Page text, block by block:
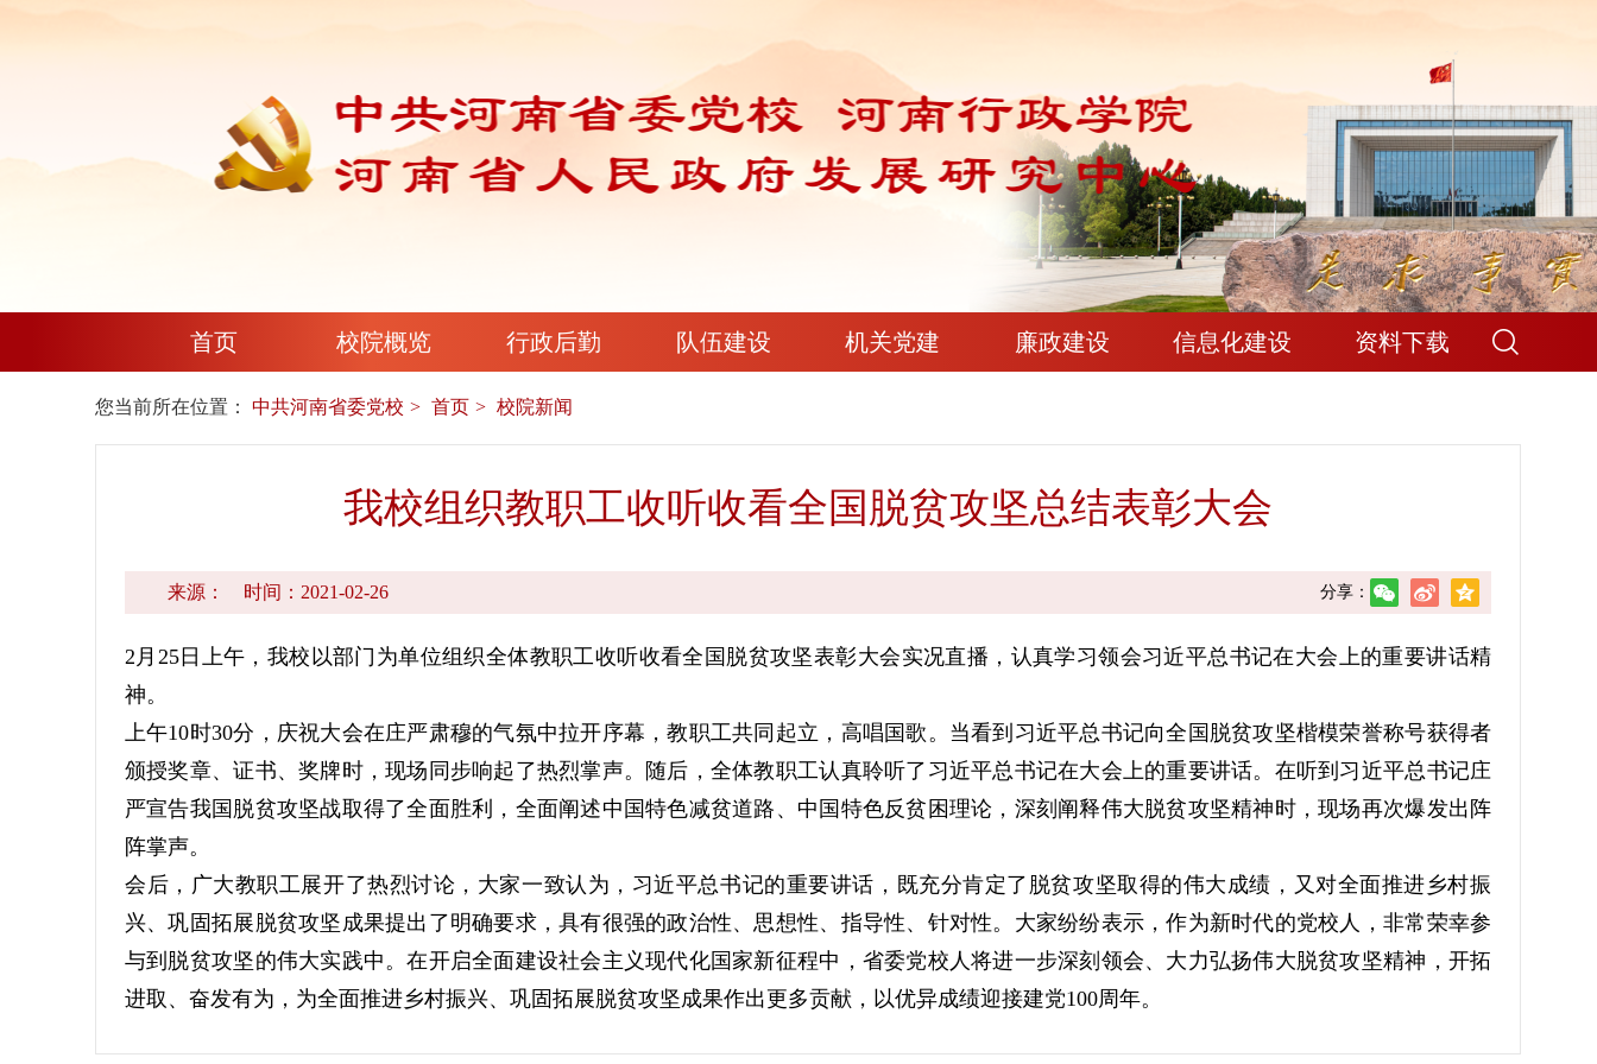
首页 校院概览 行政后勤 队伍建设 机关党建 廉政建设 信息化建设 资料下载
您当前所在位置： 中共河南省委党校 首页 校院新闻
我校组织教职工收听收看全国脱贫攻坚总结表彰大会
来源： 时间：2021-02-26 分享：
2月25日上午，我校以部门为单位组织全体教职工收听收看全国脱贫攻坚表彰大会实况直播，认真学习领会习近平总书记在大会上的重要讲话精
神。
上午10时30分，庆祝大会在庄严肃穆的气氛中拉开序幕，教职工共同起立，高唱国歌。当看到习近平总书记向全国脱贫攻坚楷模荣誉称号获得者
颁授奖章、证书、奖牌时，现场同步响起了热烈掌声。随后，全体教职工认真聆听了习近平总书记在大会上的重要讲话。在听到习近平总书记庄
严宣告我国脱贫攻坚战取得了全面胜利，全面阐述中国特色减贫道路、中国特色反贫困理论，深刻阐释伟大脱贫攻坚精神时，现场再次爆发出阵
阵掌声。
会后，广大教职工展开了热烈讨论，大家一致认为，习近平总书记的重要讲话，既充分肯定了脱贫攻坚取得的伟大成绩，又对全面推进乡村振
兴、巩固拓展脱贫攻坚成果提出了明确要求，具有很强的政治性、思想性、指导性、针对性。大家纷纷表示，作为新时代的党校人，非常荣幸参
与到脱贫攻坚的伟大实践中。在开启全面建设社会主义现代化国家新征程中，省委党校人将进一步深刻领会、大力弘扬伟大脱贫攻坚精神，开拓
进取、奋发有为，为全面推进乡村振兴、巩固拓展脱贫攻坚成果作出更多贡献，以优异成绩迎接建党100周年。